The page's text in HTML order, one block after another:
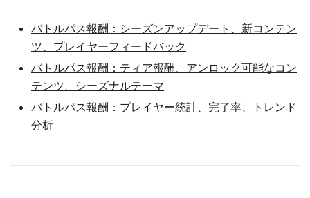
バトルパス報酬：シーズンアップデート、新コンテン
ツ、プレイヤーフィードバック
バトルパス報酬：ティア報酬、アンロック可能なコン
テンツ、シーズナルテーマ
バトルパス報酬：プレイヤー統計、完了率、トレンド
分析